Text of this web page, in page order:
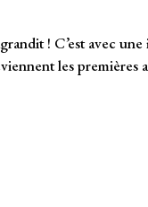
! C’est avec
les